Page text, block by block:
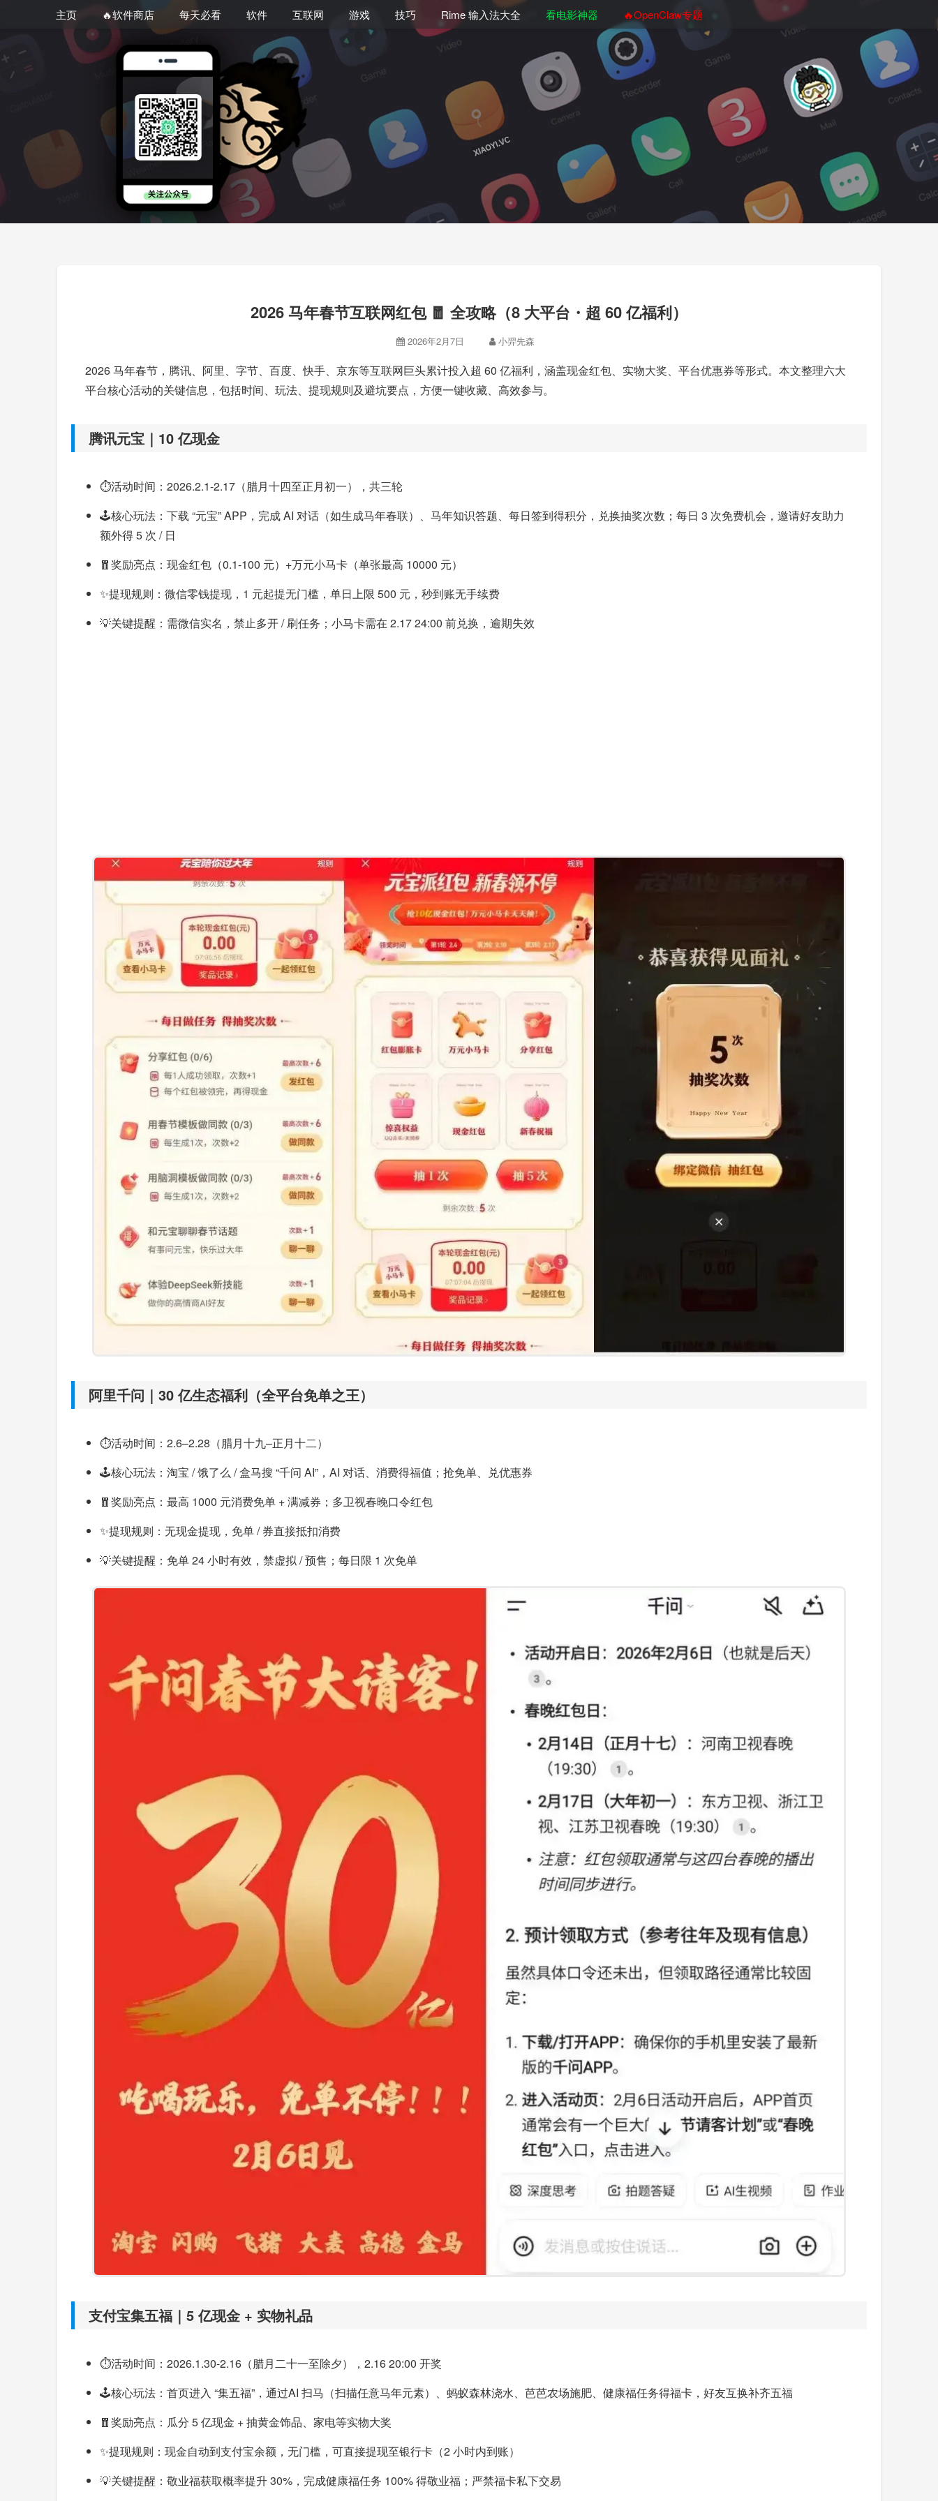
主页 🔥软件商店 每天必看 软件 互联网 游戏 技巧 Rime 输入法大全 看电影神器 🔥OpenClaw专题
2026 马年春节互联网红包 🧧 全攻略（8 大平台・超 60 亿福利）
2026年2月7日 小羿先森
2026 马年春节，腾讯、阿里、字节、百度、快手、京东等互联网巨头累计投入超 60 亿福利，涵盖现金红包、实物大奖、平台优惠券等形式。本文整理六大
平台核心活动的关键信息，包括时间、玩法、提现规则及避坑要点，方便一键收藏、高效参与。
腾讯元宝｜10 亿现金
⏱️活动时间：2026.2.1-2.17（腊月十四至正月初一），共三轮
🕹️核心玩法：下载 “元宝” APP，完成 AI 对话（如生成马年春联）、马年知识答题、每日签到得积分，兑换抽奖次数；每日 3 次免费机会，邀请好友助力
额外得 5 次 / 日
🧧奖励亮点：现金红包（0.1-100 元）+万元小马卡（单张最高 10000 元）
✨提现规则：微信零钱提现，1 元起提无门槛，单日上限 500 元，秒到账无手续费
💡关键提醒：需微信实名，禁止多开 / 刷任务；小马卡需在 2.17 24:00 前兑换，逾期失效
阿里千问｜30 亿生态福利（全平台免单之王）
⏱️活动时间：2.6–2.28（腊月十九–正月十二）
🕹️核心玩法：淘宝 / 饿了么 / 盒马搜 “千问 AI”，AI 对话、消费得福值；抢免单、兑优惠券
🧧奖励亮点：最高 1000 元消费免单 + 满减券；多卫视春晚口令红包
✨提现规则：无现金提现，免单 / 券直接抵扣消费
💡关键提醒：免单 24 小时有效，禁虚拟 / 预售；每日限 1 次免单
支付宝集五福｜5 亿现金 + 实物礼品
⏱️活动时间：2026.1.30-2.16（腊月二十一至除夕），2.16 20:00 开奖
🕹️核心玩法：首页进入 “集五福”，通过AI 扫马（扫描任意马年元素）、蚂蚁森林浇水、芭芭农场施肥、健康福任务得福卡，好友互换补齐五福
🧧奖励亮点：瓜分 5 亿现金 + 抽黄金饰品、家电等实物大奖
✨提现规则：现金自动到支付宝余额，无门槛，可直接提现至银行卡（2 小时内到账）
💡关键提醒：敬业福获取概率提升 30%，完成健康福任务 100% 得敬业福；严禁福卡私下交易